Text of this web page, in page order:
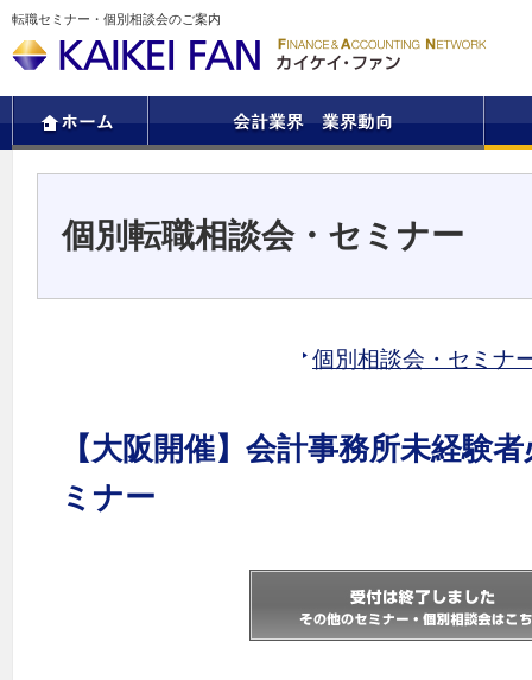
転職セミナー・個別相談会のご案内
個別転職相談会・セミナー
個別相談会・セミナ
【大阪開催】会計事務所未経験
ミナー